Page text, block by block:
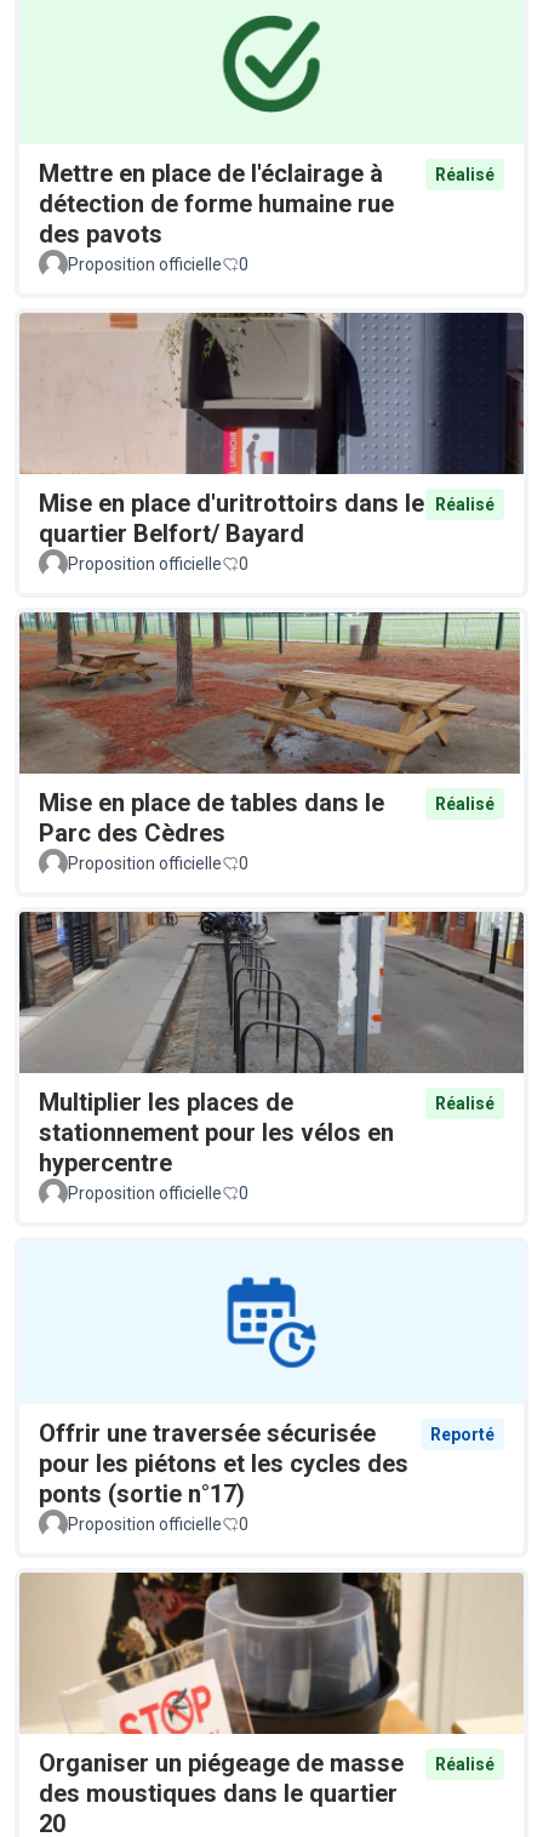
Mettre en place de l'éclairage à
détection de forme humaine rue
des pavots
Réalisé
Proposition officielle 0
Mise en place d'uritrottoirs dans le
quartier Belfort/ Bayard
Réalisé
Proposition officielle 0
Mise en place de tables dans le
Parc des Cèdres
Réalisé
Proposition officielle 0
Multiplier les places de
stationnement pour les vélos en
hypercentre
Réalisé
Proposition officielle 0
Offrir une traversée sécurisée
pour les piétons et les cycles des
ponts (sortie n°17)
Reporté
Proposition officielle 0
Organiser un piégeage de masse
des moustiques dans le quartier
20
Réalisé